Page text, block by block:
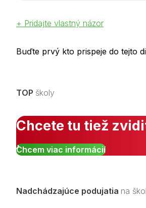
+ Pridajte vlastný názor
Buďte prvý kto prispeje do tejto
TOP školy
Chcete tu tiež
Chcem viac informácií
Nadchádzajúce podujatia na